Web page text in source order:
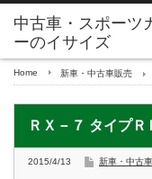
Home 新車・中古車販売
ＲＸ－７ タイプ
2015/4/13 新車・中古